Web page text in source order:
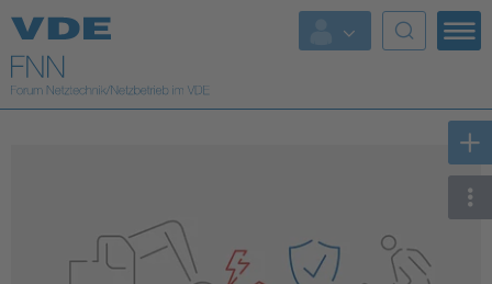
Top Themen
Fokusthemen
AI & Digital Trust